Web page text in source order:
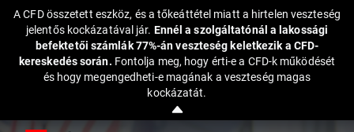
A CFD összetett eszköz, és a tőkeáttétel miatt a hirtelen veszteség
jelentős kockázatával jár. Ennél a szolgáltatónál a lakossági
befektetői számlák 77%-án veszteség keletkezik a CFD-
kereskedés során. Fontolja meg, hogy érti-e a CFD-k működését
és hogy megengedheti-e magának a veszteség magas
kockázatát.